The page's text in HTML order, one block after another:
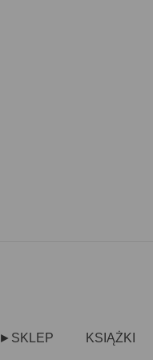
►SKLEP KSIĄŻKI